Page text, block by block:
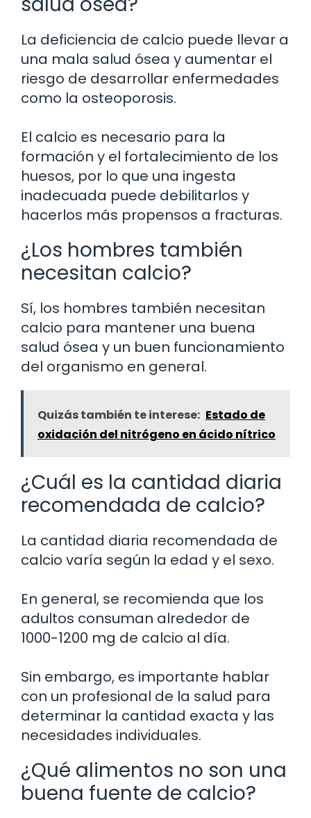
La deficiencia de calcio puede llevar a
una mala salud ósea y aumentar el
riesgo de desarrollar enfermedades
como la osteoporosis.
El calcio es necesario para la
formación y el fortalecimiento de los
huesos, por lo que una ingesta
inadecuada puede debilitarlos y
hacerlos más propensos a fracturas.
¿Los hombres también
necesitan calcio?
Sí, los hombres también necesitan
calcio para mantener una buena
salud ósea y un buen funcionamiento
del organismo en general.
Quizás también te interese: Estado de
oxidación del nitrógeno en ácido nítrico
¿Cuál es la cantidad diaria
recomendada de calcio?
La cantidad diaria recomendada de
calcio varía según la edad y el sexo.
En general, se recomienda que los
adultos consuman alrededor de
1000-1200 mg de calcio al día.
Sin embargo, es importante hablar
con un profesional de la salud para
determinar la cantidad exacta y las
necesidades individuales.
¿Qué alimentos no son una
buena fuente de calcio?